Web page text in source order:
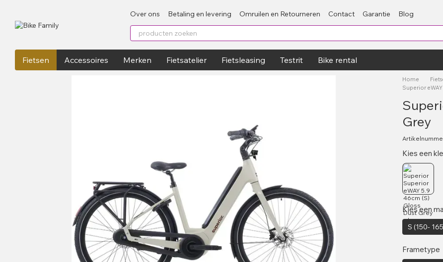
Over ons Betaling en levering Omruilen en Retourneren Contact Garantie Blog
Fietsen Accessoires Merken Fietsatelier Fietsleasing Testrit Bike rental
Home
Superior
Grey
Kies een
Kies een
S (150-
Frametype